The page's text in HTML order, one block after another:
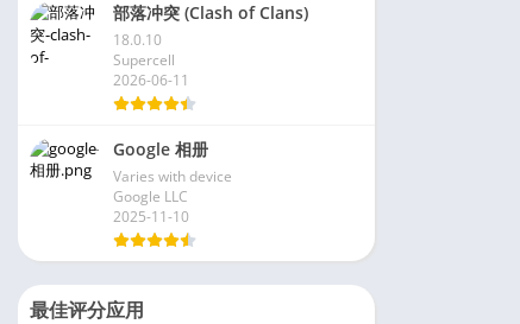
部落冲突 (Clash of Clans)
18.0.10
Supercell
2026-06-11
Google 相册
Varies with device
Google LLC
2025-11-10
最佳评分应用